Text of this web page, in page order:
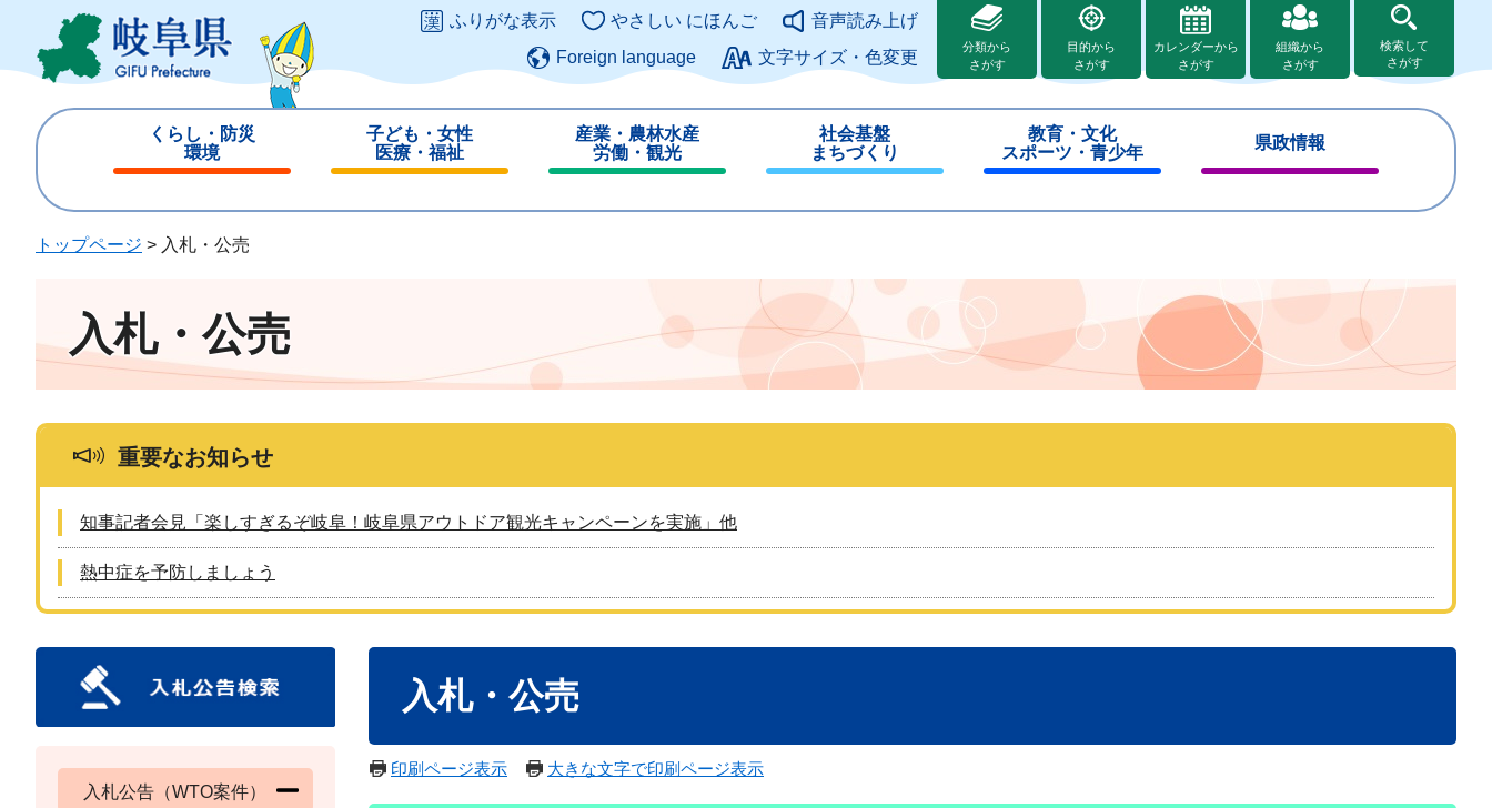
ジ
ュ
このページの本文へ
ふりがな表示 やさしい にほんご
音声読み上げ
Foreign language
文字サイズ・色変更
分類から
さがす
目的から
さがす
カレンダーから
さがす
組織から
さがす
検索して
さがす
くらし・防災
環境
じ
子ども・女性
医療・福祉
じ
産業・農林水産
労働・観光
じ
社会基盤
まちづくり
じ
教育・文化
スポーツ・青少年
じ
県政情報
じ
トップページ > 入札・公売
入札・公売
重要なお知らせ
知事記者会見「楽しすぎるぞ岐阜！岐阜県アウトドア観光キャンペーンを実施」他
熱中症を予防しましょう
入札・公売
印刷ページ表示 大きな文字で印刷ページ表示
入札公告（WTO案件）